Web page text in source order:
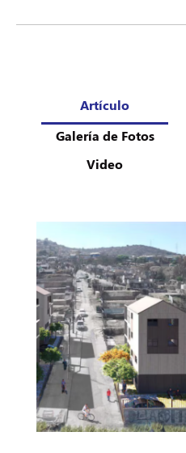
Artículo
Galería de Fotos
Video